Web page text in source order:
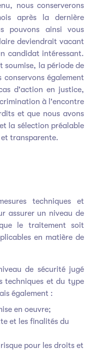
nous conserverons
après la dernière
pouvons ainsi vous
deviendrait vacant
candidat intéressant.
soumise, la période de
également
d'action en justice,
à l'encontre
et que nous avons
la sélection préalable
transparente.
techniques et
assurer un niveau de
le traitement soit
en matière de
de sécurité jugé
techniques et du type
également :
en oeuvre;
et les finalités du
pour les droits et